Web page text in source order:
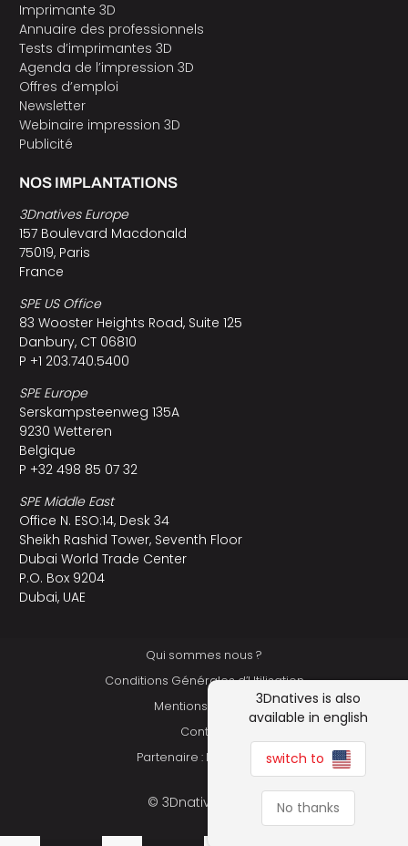
Imprimante 3D
Annuaire des professionnels
Tests d’imprimantes 3D
Agenda de l’impression 3D
Offres d’emploi
Newsletter
Webinaire impression 3D
Publicité
NOS IMPLANTATIONS
3Dnatives Europe
157 Boulevard Macdonald
75019, Paris
France
SPE US Office
83 Wooster Heights Road, Suite 125
Danbury, CT 06810
P +1 203.740.5400
SPE Europe
Serskampsteenweg 135A
9230 Wetteren
Belgique
P +32 498 85 07 32
SPE Middle East
Office N. ESO:14, Desk 34
Sheikh Rashid Tower, Seventh Floor
Dubai World Trade Center
P.O. Box 9204
Dubai, UAE
Qui sommes nous ?
Conditions Générales d’Utilisation
Mentions légales
Contact
Partenaire : Makershop
© 3Dnatives 2026
3Dnatives is also
available in english
switch to
No thanks